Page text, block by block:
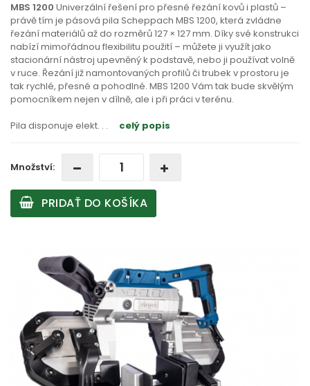
MBS 1200 Univerzální řešení pro přesné řezání kovů i plastů –
právě tím je pásová pila Scheppach MBS 1200, která zvládne
řezání materiálů až do rozměrů 127 × 127 mm. Díky své konstrukci
nabízí mimořádnou flexibilitu použití – můžete ji využít jako
stacionární nástroj upevněný k podstavě, nebo ji používat volně
v ruce. Řezání již namontovaných profilů či trubek v prostoru je
tak rychlé, přesné a pohodlné. MBS 1200 Vám tak bude skvělým
pomocníkem nejen v dílně, ale i při práci v terénu.
Pila disponuje elekt. . . celý popis
Množství:
PRIDAŤ DO KOŠÍKA